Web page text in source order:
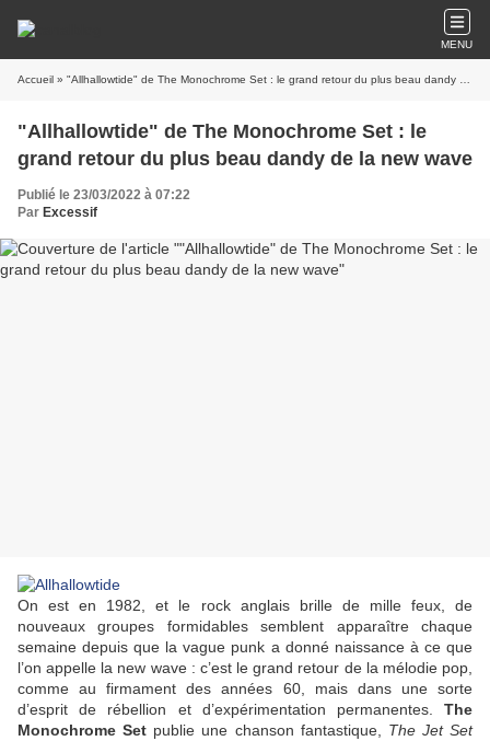
MENU
Accueil » "Allhallowtide" de The Monochrome Set : le grand retour du plus beau dandy de la new wave
"Allhallowtide" de The Monochrome Set : le
grand retour du plus beau dandy de la new wave
Publié le 23/03/2022 à 07:22
Par Excessif
On est en 1982, et le rock anglais brille de mille feux, de
nouveaux groupes formidables semblent apparaître chaque
semaine depuis que la vague punk a donné naissance à ce que
l’on appelle la new wave : c’est le grand retour de la mélodie pop,
comme au firmament des années 60, mais dans une sorte
d’esprit de rébellion et d’expérimentation permanentes. The
Monochrome Set publie une chanson fantastique, The Jet Set